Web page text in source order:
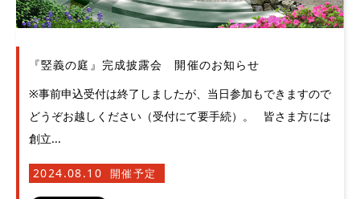
『竪義の庭』完成披露会 開催のお知らせ
※事前申込受付は終了しましたが、当日参加もできますので
どうぞお越しください（受付にて要手続）。 皆さま方には
創立...
2024.08.10 開催予定